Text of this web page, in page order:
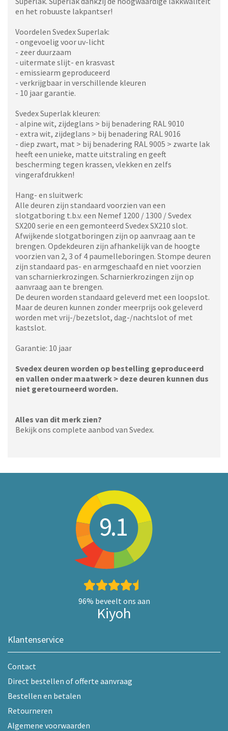
en het robuuste lakpantser!
Voordelen Svedex Superlak:
- ongevoelig voor uv-licht
- zeer duurzaam
- uitermate slijt- en krasvast
- emissiearm geproduceerd
- verkrijgbaar in verschillende kleuren
- 10 jaar garantie.
Svedex Superlak kleuren:
- alpine wit, zijdeglans > bij benadering RAL 9010
- extra wit, zijdeglans > bij benadering RAL 9016
- diep zwart, mat > bij benadering RAL 9005 > zwarte lak
heeft een unieke, matte uitstraling en geeft
bescherming tegen krassen, vlekken en zelfs
vingerafdrukken!
Hang- en sluitwerk:
Alle deuren zijn standaard voorzien van een
slotgatboring t.b.v. een Nemef 1200 / 1300 / Svedex
SX200 serie en een gemonteerd Svedex SX210 slot.
Afwijkende slotgatboringen zijn op aanvraag aan te
brengen. Opdekdeuren zijn afhankelijk van de hoogte
voorzien van 2, 3 of 4 paumelleboringen. Stompe deuren
zijn standaard pas- en armgeschaafd en niet voorzien
van scharnierkrozingen. Scharnierkrozingen zijn op
aanvraag aan te brengen.
De deuren worden standaard geleverd met een loopslot.
Maar de deuren kunnen zonder meerprijs ook geleverd
worden met vrij-/bezetslot, dag-/nachtslot of met
kastslot.
Garantie: 10 jaar
Svedex deuren worden op bestelling geproduceerd
en vallen onder maatwerk > deze deuren kunnen dus
niet geretourneerd worden.
Alles van dit merk zien?
Bekijk ons complete aanbod van Svedex.
9.1
96% beveelt ons aan
Kiyoh
Klantenservice
Contact
Direct bestellen of offerte aanvraag
Bestellen en betalen
Retourneren
Algemene voorwaarden